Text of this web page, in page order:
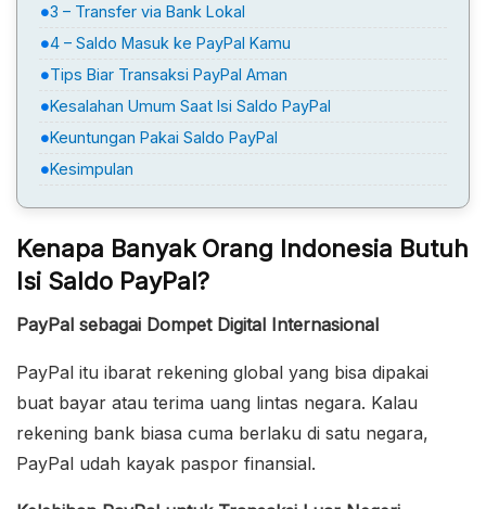
3 – Transfer via Bank Lokal
4 – Saldo Masuk ke PayPal Kamu
Tips Biar Transaksi PayPal Aman
Kesalahan Umum Saat Isi Saldo PayPal
Keuntungan Pakai Saldo PayPal
Kesimpulan
Kenapa Banyak Orang Indonesia Butuh
Isi Saldo PayPal?
PayPal sebagai Dompet Digital Internasional
PayPal itu ibarat rekening global yang bisa dipakai
buat bayar atau terima uang lintas negara. Kalau
rekening bank biasa cuma berlaku di satu negara,
PayPal udah kayak paspor finansial.